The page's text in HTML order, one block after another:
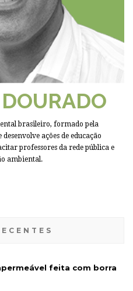
brasileiro, formado pela
desenvolve ações de educação
professores da rede pública e
ambiental.
feita com borra